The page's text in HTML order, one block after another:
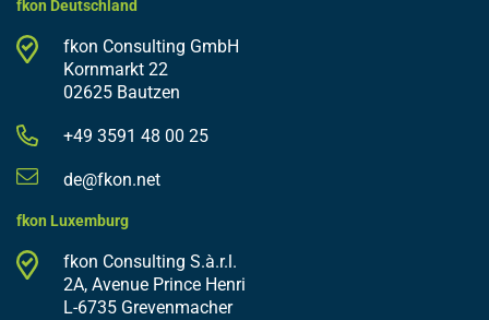
fkon Deutschland
fkon Consulting GmbH
Kornmarkt 22
02625 Bautzen
+49 3591 48 00 25
de@fkon.net
fkon Luxemburg
fkon Consulting S.à.r.l.
2A, Avenue Prince Henri
L-6735 Grevenmacher